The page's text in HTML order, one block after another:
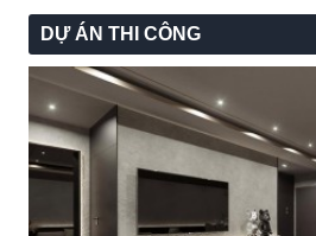
DỰ ÁN THI CÔNG